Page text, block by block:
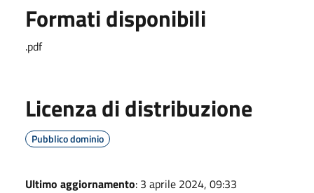
Formati disponibili
.pdf
Licenza di distribuzione
Pubblico dominio
Ultimo aggiornamento: 3 aprile 2024, 09:33